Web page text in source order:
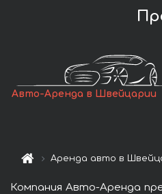
Авто-Аренда в Швейцарии
Аренда авто в
Компания Авто-Аренда